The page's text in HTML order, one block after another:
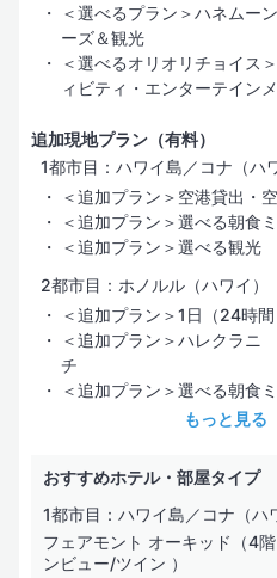
＜選べるプラン＞ハネムー
ーズ＆観光
＜選べるオリオリチョイス
ィビティ・エンターテイン
追加現地プラン（有料）
1都市目：ハワイ島／コナ（ハ
＜追加プラン＞空港貸出・
＜追加プラン＞選べる朝食
＜追加プラン＞選べる観光
2都市目：ホノルル（ハワイ）
＜追加プラン＞1日（24時
＜追加プラン＞ハレクラ
チ
＜追加プラン＞選べる朝食
もっと見る
おすすめホテル・部屋タイプ
1都市目：ハワイ島／コナ（ハ
フェアモント オーキッド（4
ンビュー/ツイン ）